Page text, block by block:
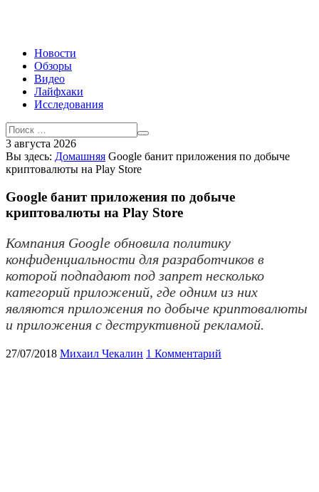
Новости
Обзоры
Видео
Лайфхаки
Исследования
3 августа 2026
Вы здесь: Домашняя Google банит приложения по добыче
криптовалюты на Play Store
Google банит приложения по добыче
криптовалюты на Play Store
Компания Google обновила политику
конфиденциальности для разработчиков в
которой подпадают под запрет несколько
категорий приложений, где одним из них
являются приложения по добыче криптовалюты
и приложения с деструктивной рекламой.
27/07/2018 Михаил Чекалин 1 Комментарий